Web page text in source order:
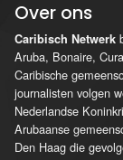
Over ons
Caribisch Netwerk
Aruba, Bonaire,
Caribische
journalisten volgen
Nederlandse
Arubaanse
Den Haag die